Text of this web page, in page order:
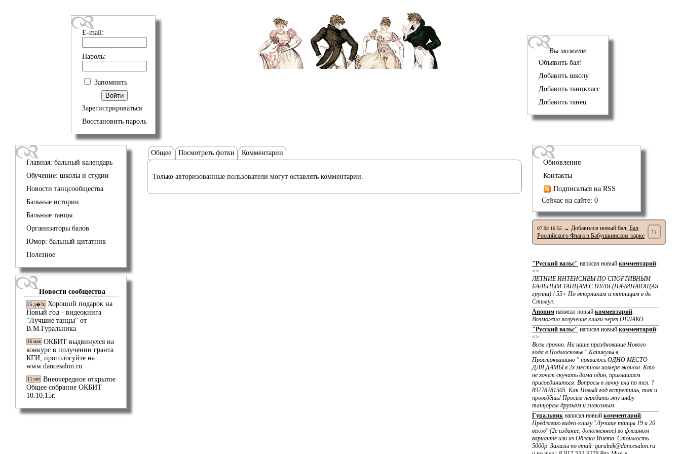
E-mail:
Пароль:
Запомнить
Зарегистрироваться
Восстановить пароль
Вы можете:
Объявить бал!
Добавить школу
Добавить танцкласс
Добавить танец
Главная: бальный календарь
Обучение: школы и студии
Новости танцсообщества
Бальные истории
Бальные танцы
Организаторы балов
Юмор: бальный цитатник
Полезное
Новости сообщества
25 д�?к Хороший подарок на
Новый год - видеокнига
"Лучшие танцы" от
В.М.Гуральника
16 мая ОКБИТ выдвинулся на
конкурс в получении гранта
КГИ, проголосуйте на
www.dancesalon.ru
11 окт Внеочередное открытое
Общее собрание ОКБИТ
10.10.15г.
Общее Посмотреть фотки Комментарии
Только авторизованные пользователи могут оставлять комментарии.
Обновления
Контакты
Подписаться на RSS
Сейчас на сайте: 0
07.08 16:55 → Добавился новый бал, Бал
Российского Флага в Бабушкинском парке
↑↓
"Русский вальс" написал новый комментарий:
<>
ЛЕТНИЕ ИНТЕНСИВЫ ПО CПОРТИВНЫМ
БАЛЬНЫМ ТАНЦАМ С НУЛЯ (НАЧИНАЮЩАЯ
группа) ! 55+ По вторникам и пятницам в дк
Стимул.
Аноним написал новый комментарий:
Возможно получение книги через ОБЛАКО.
"Русский вальс" написал новый комментарий:
<>
Всем срочно. На наше празднование Нового
года в Подмосковье " Каникулы в
Простоквашино " появилось ОДНО МЕСТО
ДЛЯ ДАМЫ в 2х местном номере эконом. Кто
не хочет скучать дома один, приглашаем
присоединиться. Вопросы в личку или по тел. ?
89778781505. Как Новый год встретишь, так и
проведёшь! Просим передать эту инфу
танцорам друзьям и знакомым.
Гуральник написал новый комментарий:
Предлагаю видео-книгу "Лучшие танцы 19 и 20
веков" (2е издание, дополненное) во флешном
варианте или из Облака Инета. Стоимость
5000р. Заказы по email: guralnik@dancesalon.ru